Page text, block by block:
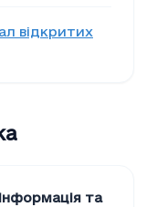
відкритих
та